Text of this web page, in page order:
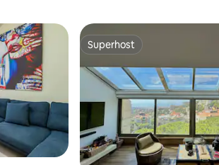
Superhost
Superhost